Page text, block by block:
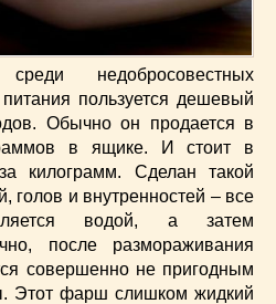
недобросовестных
пользуется дешевый
Обычно он продается в
в ящике. И стоит в
килограмм. Сделан такой
голов и внутренностей – все
водой, а затем
после размораживания
совершенно не пригодным
Этот фарш слишком жидкий